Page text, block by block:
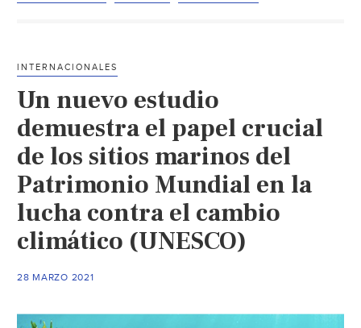
INTERNACIONALES
Un nuevo estudio
demuestra el papel crucial
de los sitios marinos del
Patrimonio Mundial en la
lucha contra el cambio
climático (UNESCO)
28 MARZO 2021